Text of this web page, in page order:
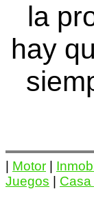
la
hay
Motor
Juegos
Casa